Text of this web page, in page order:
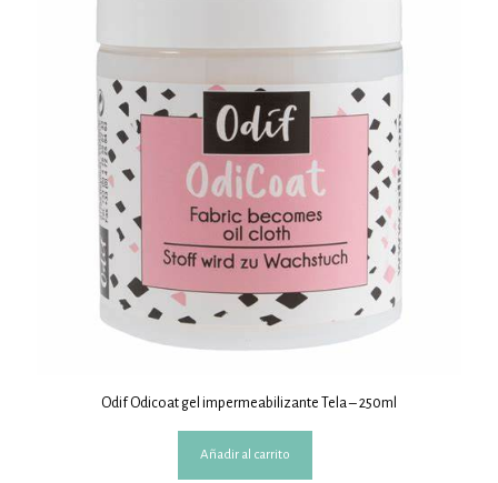
Odif Odicoat gel impermeabilizante Tela – 250ml
Añadir al carrito